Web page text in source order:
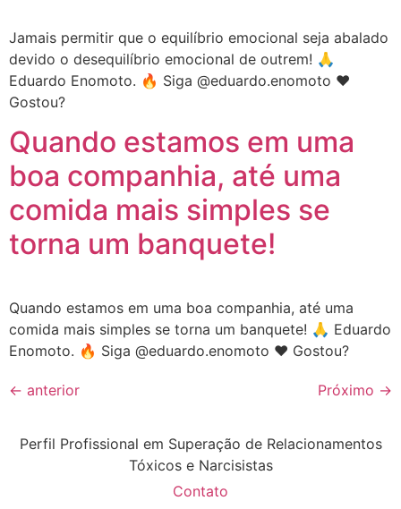
Jamais permitir que o equilíbrio emocional seja abalado
devido o desequilíbrio emocional de outrem! 🙏
Eduardo Enomoto. 🔥 Siga @eduardo.enomoto ❤️
Gostou?
Quando estamos em uma
boa companhia, até uma
comida mais simples se
torna um banquete!
Quando estamos em uma boa companhia, até uma
comida mais simples se torna um banquete! 🙏 Eduardo
Enomoto. 🔥 Siga @eduardo.enomoto ❤️ Gostou?
← anterior Próximo →
Perfil Profissional em Superação de Relacionamentos
Tóxicos e Narcisistas
Contato